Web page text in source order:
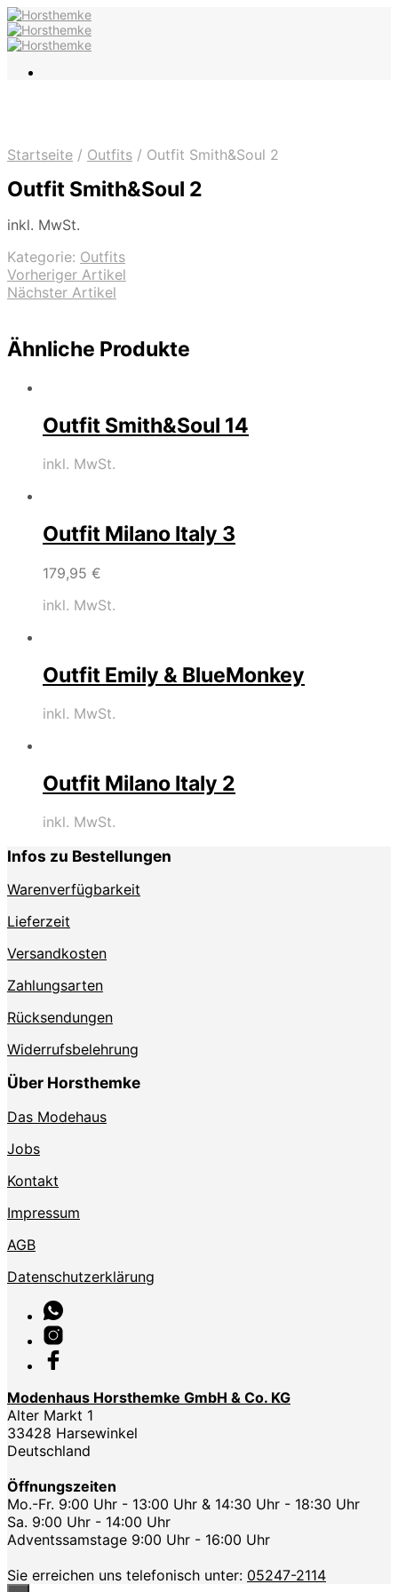
Startseite / Outfits / Outfit Smith&Soul 2
Outfit Smith&Soul 2
inkl. MwSt.
Kategorie: Outfits
Vorheriger Artikel
Nächster Artikel
Ähnliche Produkte
Outfit Smith&Soul 14
inkl. MwSt.
Outfit Milano Italy 3
179,95 €
inkl. MwSt.
Outfit Emily & BlueMonkey
inkl. MwSt.
Outfit Milano Italy 2
inkl. MwSt.
Infos zu Bestellungen
Warenverfügbarkeit
Lieferzeit
Versandkosten
Zahlungsarten
Rücksendungen
Widerrufsbelehrung
Über Horsthemke
Das Modehaus
Jobs
Kontakt
Impressum
AGB
Datenschutzerklärung
Modenhaus Horsthemke GmbH & Co. KG
Alter Markt 1
33428 Harsewinkel
Deutschland
Öffnungszeiten
Mo.-Fr. 9:00 Uhr - 13:00 Uhr & 14:30 Uhr - 18:30 Uhr
Sa. 9:00 Uhr - 14:00 Uhr
Adventssamstage 9:00 Uhr - 16:00 Uhr
Sie erreichen uns telefonisch unter: 05247-2114